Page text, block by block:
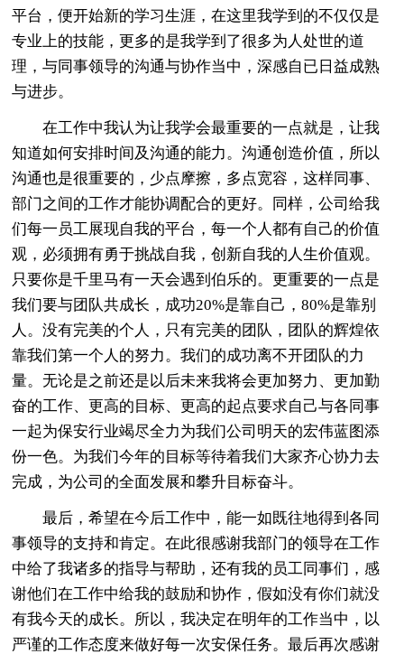
平台，便开始新的学习生涯，在这里我学到的不仅仅是
专业上的技能，更多的是我学到了很多为人处世的道
理，与同事领导的沟通与协作当中，深感自已日益成熟
与进步。
在工作中我认为让我学会最重要的一点就是，让我
知道如何安排时间及沟通的能力。沟通创造价值，所以
沟通也是很重要的，少点摩擦，多点宽容，这样同事、
部门之间的工作才能协调配合的更好。同样，公司给我
们每一员工展现自我的平台，每一个人都有自己的价值
观，必须拥有勇于挑战自我，创新自我的人生价值观。
只要你是千里马有一天会遇到伯乐的。更重要的一点是
我们要与团队共成长，成功20%是靠自己，80%是靠别
人。没有完美的个人，只有完美的团队，团队的辉煌依
靠我们第一个人的努力。我们的成功离不开团队的力
量。无论是之前还是以后未来我将会更加努力、更加勤
奋的工作、更高的目标、更高的起点要求自己与各同事
一起为保安行业竭尽全力为我们公司明天的宏伟蓝图添
份一色。为我们今年的目标等待着我们大家齐心协力去
完成，为公司的全面发展和攀升目标奋斗。
最后，希望在今后工作中，能一如既往地得到各同
事领导的支持和肯定。在此很感谢我部门的领导在工作
中给了我诸多的指导与帮助，还有我的员工同事们，感
谢他们在工作中给我的鼓励和协作，假如没有你们就没
有我今天的成长。所以，我决定在明年的工作当中，以
严谨的工作态度来做好每一次安保任务。最后再次感谢